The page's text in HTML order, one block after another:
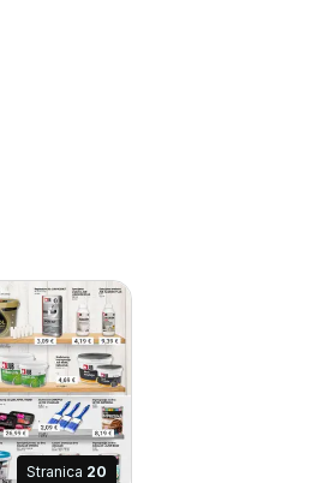
Stranica 20